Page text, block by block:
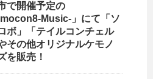
で開催予定の
Music-」にて「ソ
ボ」「テイルコンチェル
その他オリジナルケモノ
を販売！